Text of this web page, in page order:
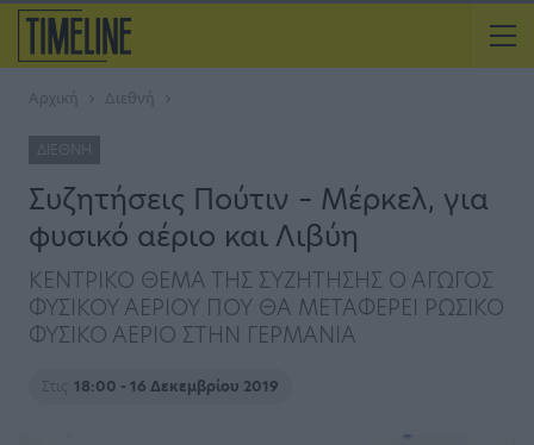
Αρχική Διεθνή
ΔΙΕΘΝΉ
Συζητήσεις Πούτιν – Μέρκελ, για
φυσικό αέριο και Λιβύη
ΚΕΝΤΡΙΚΟ ΘΕΜΑ ΤΗΣ ΣΥΖΗΤΗΣΗΣ Ο ΑΓΩΓΟΣ
ΦΥΣΙΚΟΥ ΑΕΡΙΟΥ ΠΟΥ ΘΑ ΜΕΤΑΦΕΡΕΙ ΡΩΣΙΚΟ
ΦΥΣΙΚΟ ΑΕΡΙΟ ΣΤΗΝ ΓΕΡΜΑΝΙΑ
Στις 18:00 - 16 Δεκεμβρίου 2019